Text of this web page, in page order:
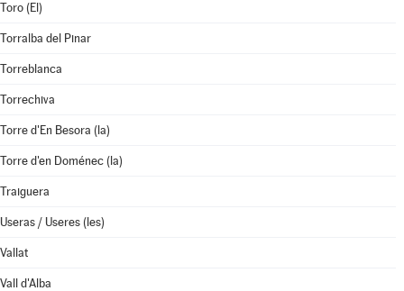
Toro (El)
Torralba del Pinar
Torreblanca
Torrechiva
Torre d'En Besora (la)
Torre d'en Doménec (la)
Traiguera
Useras / Useres (les)
Vallat
Vall d'Alba